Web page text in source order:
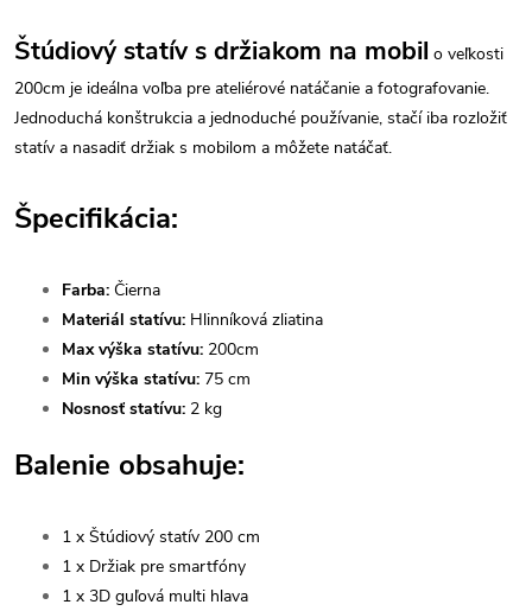
Štúdiový statív s držiakom na mobil o veľkosti
200cm je ideálna voľba pre ateliérové natáčanie a fotografovanie.
Jednoduchá konštrukcia a jednoduché používanie, stačí iba rozložiť
statív a nasadiť držiak s mobilom a môžete natáčať.
Špecifikácia:
Farba: Čierna
Materiál statívu: Hlinníková zliatina
Max výška statívu: 200cm
Min výška statívu: 75 cm
Nosnosť statívu: 2 kg
Balenie obsahuje:
1 x Štúdiový statív 200 cm
1 x Držiak pre smartfóny
1 x 3D guľová multi hlava